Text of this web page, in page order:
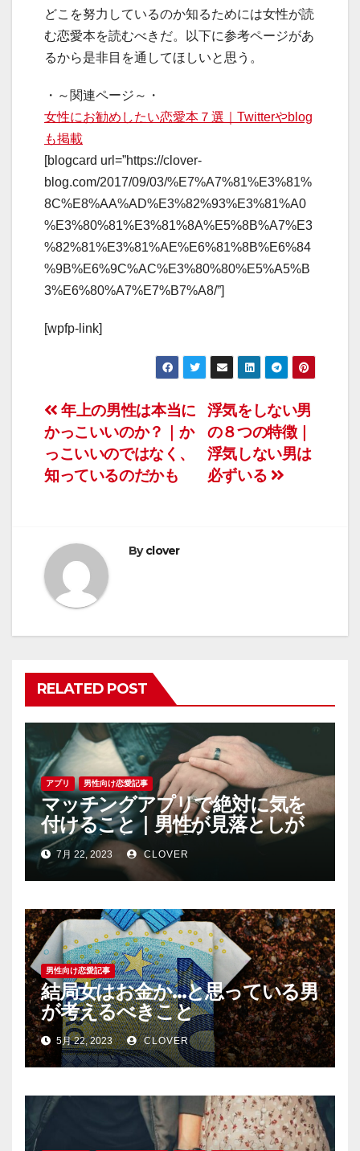
どこを努力しているのか知るためには女性が読
む恋愛本を読むべきだ。以下に参考ページがあ
るから是非目を通してほしいと思う。
・～関連ページ～・
女性にお勧めしたい恋愛本７選｜Twitterやblog
も掲載
[blogcard url=”https://clover-
blog.com/2017/09/03/%E7%A7%81%E3%81%
8C%E8%AA%AD%E3%82%93%E3%81%A0
%E3%80%81%E3%81%8A%E5%8B%A7%E3
%82%81%E3%81%AE%E6%81%8B%E6%84
%9B%E6%9C%AC%E3%80%80%E5%A5%B
3%E6%80%A7%E7%B7%A8/”]
[wpfp-link]
投
稿
ナ
ゲ
ー
シ
ョ
ン
浮気をしない男
の８つの特徴｜
浮気しない男は
必ずいる
年上の男性は本当に
かっこいいのか？｜か
っこいいのではなく、
知っているのだかも
Byclover
RELATED POST
アプリ 男性向け恋愛記事
マッチングアプリで絶対に気を
付けること｜男性が見落としが
ちな恐怖心と警戒心
7月 22, 2023 CLOVER
男性向け恋愛記事
結局女はお金か…と思っている男
が考えるべきこと
5月 22, 2023 CLOVER